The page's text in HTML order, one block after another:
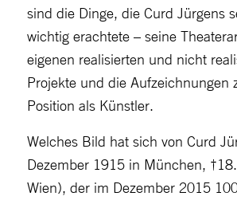
sind die Dinge, die Curd Jürgens
wichtig erachtete – seine
eigenen realisierten und nicht
Projekte und die Aufzeichnungen
Position als Künstler.
Welches Bild hat sich von Curd
Dezember 1915 in München,
Wien), der im Dezember 2015